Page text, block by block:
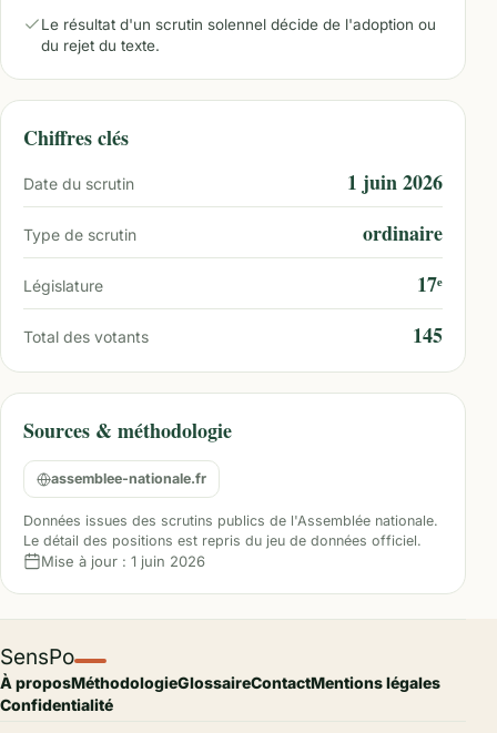
Le résultat d'un scrutin solennel décide de l'adoption ou
du rejet du texte.
Chiffres clés
Date du scrutin 1 juin 2026
Type de scrutin ordinaire
Législature 17ᵉ
Total des votants 145
Sources & méthodologie
assemblee-nationale.fr
Données issues des scrutins publics de l'Assemblée nationale.
Le détail des positions est repris du jeu de données officiel.
Mise à jour : 1 juin 2026
SensPo
À proposMéthodologieGlossaireContactMentions légales
Confidentialité